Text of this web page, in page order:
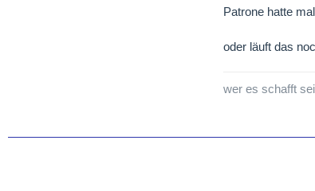
Patrone hatte
oder läuft das
wer es schafft